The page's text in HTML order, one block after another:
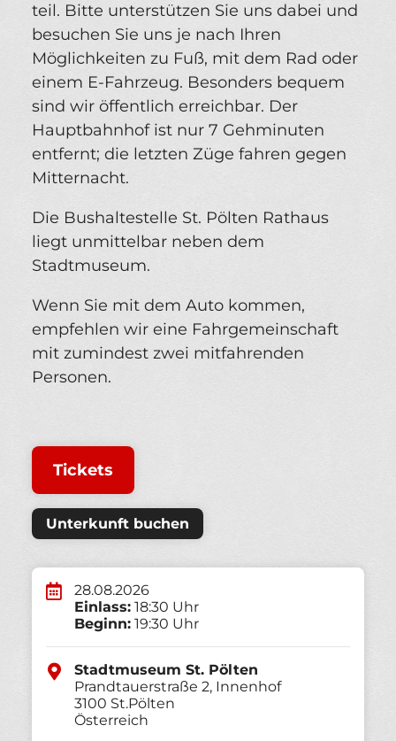
teil. Bitte unterstützen Sie uns dabei und
besuchen Sie uns je nach Ihren
Möglichkeiten zu Fuß, mit dem Rad oder
einem E-Fahrzeug. Besonders bequem
sind wir öffentlich erreichbar. Der
Hauptbahnhof ist nur 7 Gehminuten
entfernt; die letzten Züge fahren gegen
Mitternacht.
Die Bushaltestelle St. Pölten Rathaus
liegt unmittelbar neben dem
Stadtmuseum.
Wenn Sie mit dem Auto kommen,
empfehlen wir eine Fahrgemeinschaft
mit zumindest zwei mitfahrenden
Personen.
Tickets
Unterkunft buchen
28.08.2026
Einlass: 18:30 Uhr
Beginn: 19:30 Uhr
Stadtmuseum St. Pölten
Prandtauerstraße 2, Innenhof
3100 St.Pölten
Österreich